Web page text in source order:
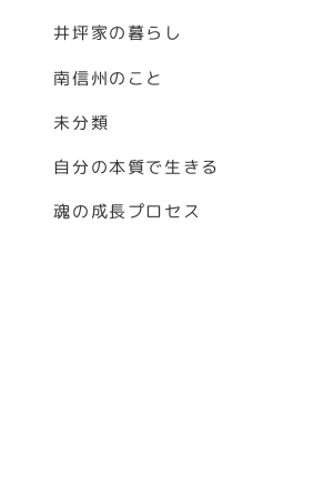
井坪家の暮らし
南信州のこと
未分類
自分の本質で生きる
魂の成長プロセス